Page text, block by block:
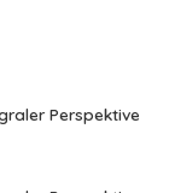
Perspektive